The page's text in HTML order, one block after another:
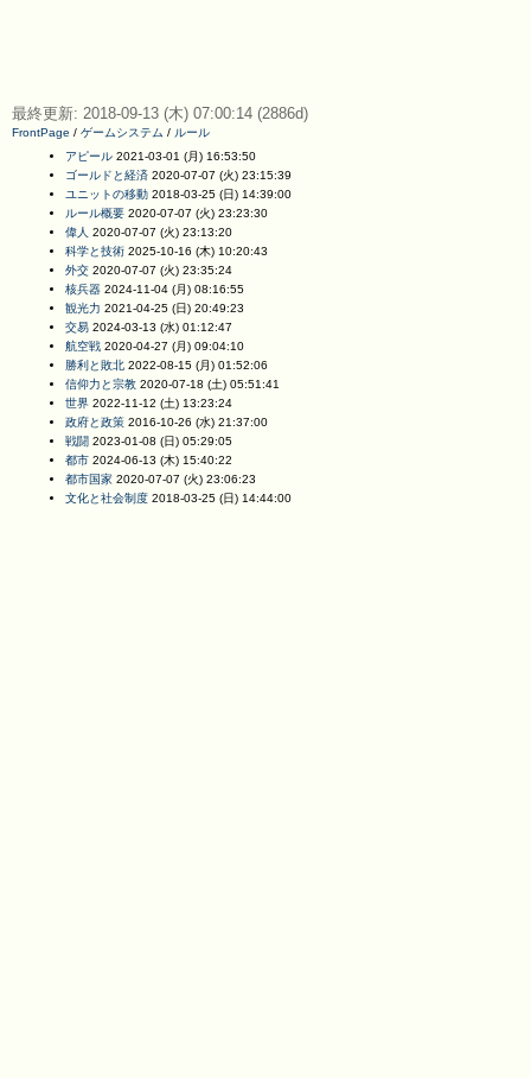
最終更新: 2018-09-13 (木) 07:00:14 (2886d)
FrontPage / ゲームシステム / ルール
アピール 2021-03-01 (月) 16:53:50
ゴールドと経済 2020-07-07 (火) 23:15:39
ユニットの移動 2018-03-25 (日) 14:39:00
ルール概要 2020-07-07 (火) 23:23:30
偉人 2020-07-07 (火) 23:13:20
科学と技術 2025-10-16 (木) 10:20:43
外交 2020-07-07 (火) 23:35:24
核兵器 2024-11-04 (月) 08:16:55
観光力 2021-04-25 (日) 20:49:23
交易 2024-03-13 (水) 01:12:47
航空戦 2020-04-27 (月) 09:04:10
勝利と敗北 2022-08-15 (月) 01:52:06
信仰力と宗教 2020-07-18 (土) 05:51:41
世界 2022-11-12 (土) 13:23:24
政府と政策 2016-10-26 (水) 21:37:00
戦闘 2023-01-08 (日) 05:29:05
都市 2024-06-13 (木) 15:40:22
都市国家 2020-07-07 (火) 23:06:23
文化と社会制度 2018-03-25 (日) 14:44:00